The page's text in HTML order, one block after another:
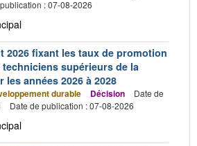
: 07-08-2026
2026 fixant les taux de promotion
supérieurs de la
années 2026 à 2028
durable Décision
Date de
Date de publication : 07-08-2026